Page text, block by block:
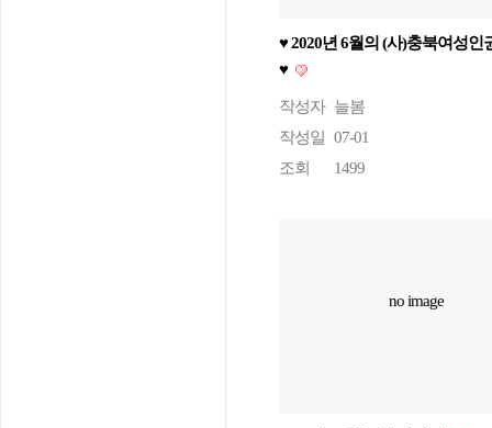
♥ 2020년 6월의 (사)충북여성인
♥
작성자 늘봄
작성일 07-01
조회
1499
no image